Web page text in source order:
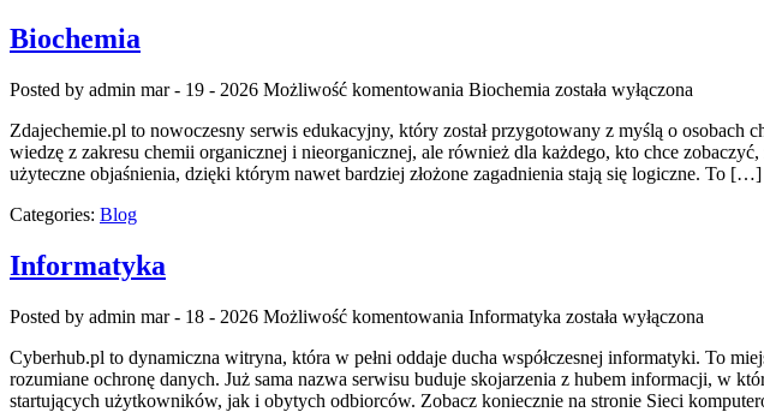
Biochemia
Posted by admin mar - 19 - 2026 Możliwość komentowania Biochemia została wyłączona
Zdajechemie.pl to nowoczesny serwis edukacyjny, który został przygotowany z myślą o
wiedzę z zakresu chemii organicznej i nieorganicznej, ale również dla każdego, kto chce
użyteczne objaśnienia, dzięki którym nawet bardziej złożone zagadnienia stają się logiczne. To […]
Categories: Blog
Informatyka
Posted by admin mar - 18 - 2026 Możliwość komentowania Informatyka została wyłączona
Cyberhub.pl to dynamiczna witryna, która w pełni oddaje ducha współczesnej informatyki. To
rozumiane ochronę danych. Już sama nazwa serwisu buduje skojarzenia z hubem informacji, w
startujących użytkowników, jak i obytych odbiorców. Zobacz koniecznie na stronie Sieci